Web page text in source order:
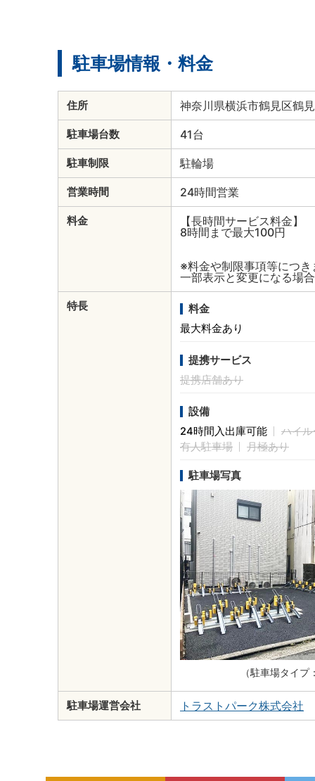
駐車場情報・料金
住所 神奈川県横浜市鶴見区鶴
駐車場台数 41台
駐車制限 駐輪場
営業時間 24時間営業
料金
【長時間サービス料金】
8時間まで最大100円
※料金や制限事項等につ
一部表示と変更になる場
特長
料金
最大料金あり
提携サービス
提携店舗あり
設備
24時間入出庫可能
ハイ
有人駐車場
月極あり
駐車場写真
（駐車場タイプ
駐車場運営会社 トラストパーク株式会社